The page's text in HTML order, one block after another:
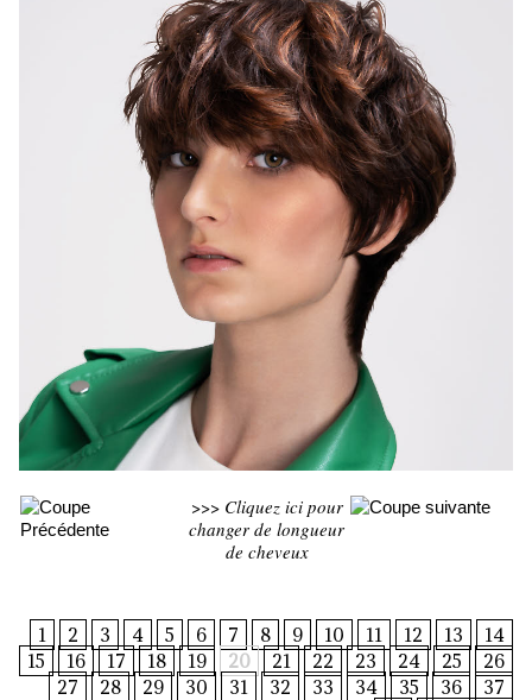
>>> Cliquez ici pour
changer de longueur
de cheveux
1 2 3 4 5 6 7 8 9 10 11 12 13
14
15
16 17 18 19 20 21 22 23 24 25
26
27
28 29 30 31 32 33 34 35 36
37